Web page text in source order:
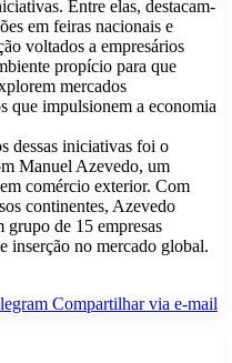
Entre elas, destacam-
em feiras nacionais e
voltados a empresários
propício para que
mercados
que impulsionem a economia
dessas iniciativas foi o
Manuel Azevedo, um
comércio exterior. Com
continentes, Azevedo
grupo de 15 empresas
inserção no mercado global.
Compartilhar via e-mail